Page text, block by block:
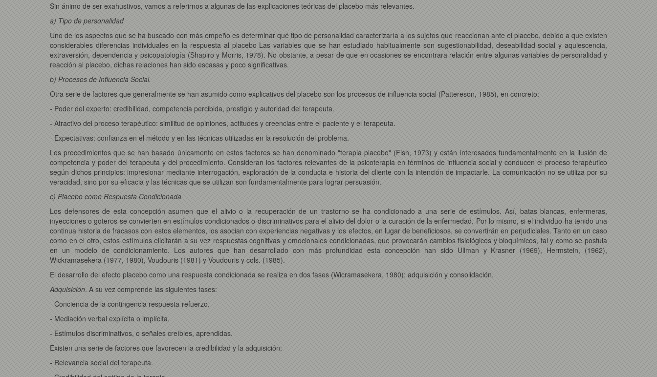
Sin ánimo de ser exahustivos, vamos a referirnos a algunas de las explicaciones teóricas del placebo más relevantes.
a) Tipo de personalidad
Uno de los aspectos que se ha buscado con más empeño es determinar qué tipo de personalidad caracterizaría a los sujetos que reaccionan ante el placebo, debido a que existen
considerables diferencias individuales en la respuesta al placebo Las variables que se han estudiado habitualmente son sugestionabilidad, deseabilidad social y aquiescencia,
extraversión, dependencia y psicopatología (Shapiro y Morris, 1978). No obstante, a pesar de que en ocasiones se encontrara relación entre algunas variables de personalidad y
reacción al placebo, dichas relaciones han sido escasas y poco significativas.
b) Procesos de Influencia Social.
Otra serie de factores que generalmente se han asumido como explicativos del placebo son los procesos de influencia social (Pattereson, 1985), en concreto:
- Poder del experto: credibilidad, competencia percibida, prestigio y autoridad del terapeuta.
- Atractivo del proceso terapéutico: similitud de opiniones, actitudes y creencias entre el paciente y el terapeuta.
- Expectativas: confianza en el método y en las técnicas utilizadas en la resolución del problema.
Los procedimientos que se han basado únicamente en estos factores se han denominado "terapia placebo" (Fish, 1973) y están interesados fundamentalmente en la ilusión de
competencia y poder del terapeuta y del procedimiento. Consideran los factores relevantes de la psicoterapia en términos de influencia social y conducen el proceso terapéutico
según dichos principios: impresionar mediante interrogación, exploración de la conducta e historia del cliente con la intención de impactarle. La comunicación no se utiliza por su
veracidad, sino por su eficacia y las técnicas que se utilizan son fundamentalmente para lograr persuasión.
c) Placebo como Respuesta Condicionada
Los defensores de esta concepción asumen que el alivio o la recuperación de un trastorno se ha condicionado a una serie de estímulos. Así, batas blancas, enfermeras,
inyecciones o goteros se convierten en estímulos condicionados o discriminativos para el alivio del dolor o la curación de la enfermedad. Por lo mismo, si el individuo ha tenido una
continua historia de fracasos con estos elementos, los asocian con experiencias negativas y los efectos, en lugar de beneficiosos, se convertirán en perjudiciales. Tanto en un caso
como en el otro, estos estímulos elicitarán a su vez respuestas cognitivas y emocionales condicionadas, que provocarán cambios fisiológicos y bioquímicos, tal y como se postula
en un modelo de condicionamiento. Los autores que han desarrollado con más profundidad esta concepción han sido Ullman y Krasner (1969), Hermstein, (1962),
Wickramasekera (1977, 1980), Voudouris (1981) y Voudouris y cols. (1985).
El desarrollo del efecto placebo como una respuesta condicionada se realiza en dos fases (Wicramasekera, 1980): adquisición y consolidación.
Adquisición. A su vez comprende las siguientes fases:
- Conciencia de la contingencia respuesta-refuerzo.
- Mediación verbal explícita o implícita.
- Estímulos discriminativos, o señales creíbles, aprendidas.
Existen una serie de factores que favorecen la credibilidad y la adquisición:
- Relevancia social del terapeuta.